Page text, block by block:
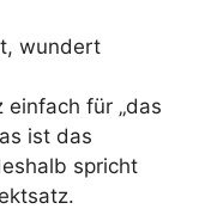
wundert
für „das
ist das
spricht